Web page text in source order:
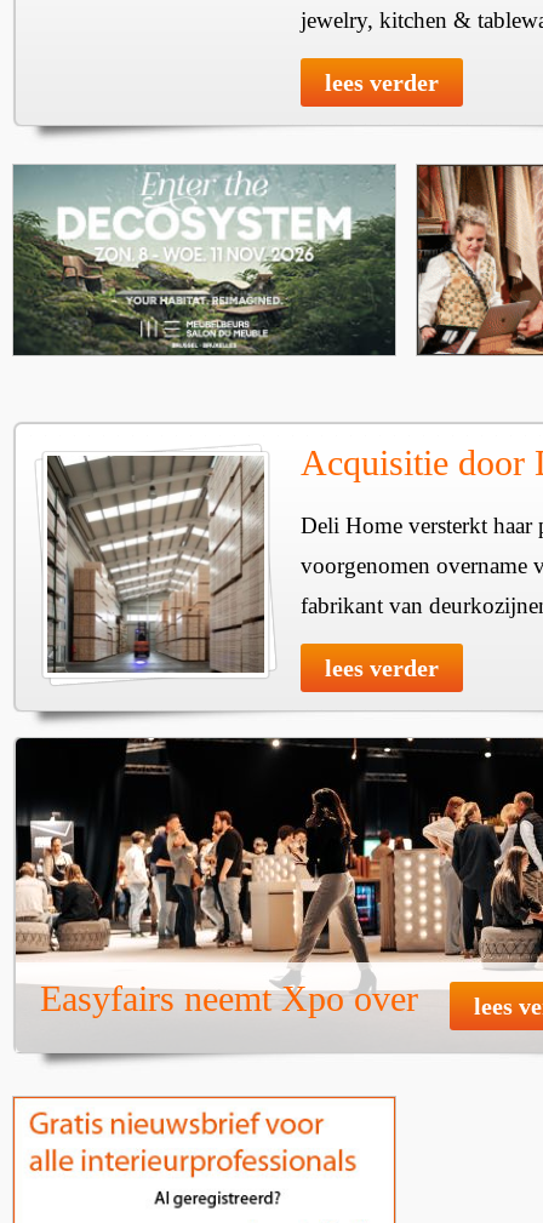
jewelry, kitchen &
lees verder
Acquisitie door
Deli Home versterkt haar
voorgenomen overname
fabrikant van
lees verder
Easyfairs neemt Xpo over lees